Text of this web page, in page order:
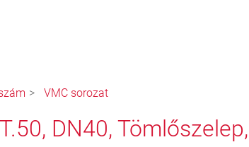
VMC sorozat
DN40,